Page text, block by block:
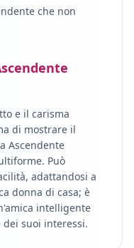
che non
e il carisma
di mostrare il
Ascendente
Può
adattandosi a
donna di casa; è
intelligente
dei suoi interessi.